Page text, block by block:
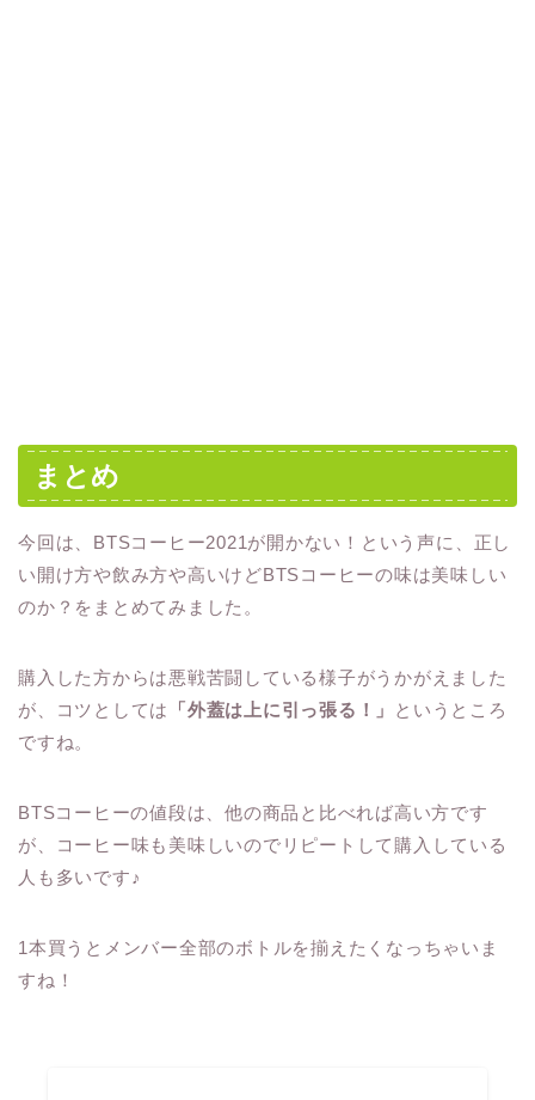
まとめ
今回は、BTSコーヒー2021が開かない！という声に、正し
い開け方や飲み方や高いけどBTSコーヒーの味は美味しい
のか？をまとめてみました。
購入した方からは悪戦苦闘している様子がうかがえました
が、コツとしては
「外蓋は上に引っ張る！」
というところ
ですね。
BTSコーヒーの値段は、他の商品と比べれば高い方です
が、コーヒー味も美味しいのでリピートして購入している
人も多いです♪
1本買うとメンバー全部のボトルを揃えたくなっちゃいま
すね！